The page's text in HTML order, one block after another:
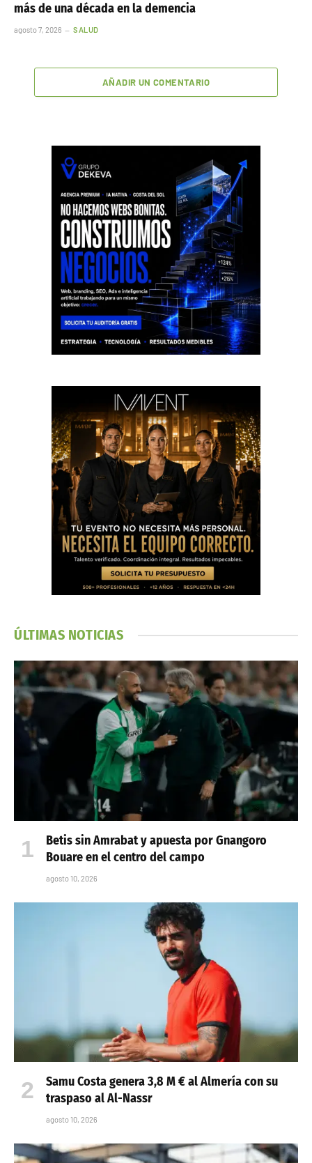
más de una década en la demencia
agosto 7, 2026 SALUD
AÑADIR UN COMENTARIO
ÚLTIMAS NOTICIAS
Betis sin Amrabat y apuesta por Gnangoro
Bouare en el centro del campo
agosto 10, 2026
Samu Costa genera 3,8 M € al Almería con su
traspaso al Al-Nassr
agosto 10, 2026